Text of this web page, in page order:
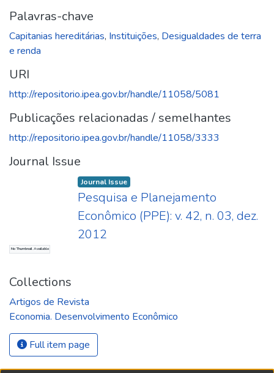
Palavras-chave
Capitanias hereditárias, Instituições, Desigualdades de terra
e renda
URI
http://repositorio.ipea.gov.br/handle/11058/5081
Publicações relacionadas / semelhantes
http://repositorio.ipea.gov.br/handle/11058/3333
Journal Issue
No Thumbnail Available
Journal Issue
Pesquisa e Planejamento
Econômico (PPE): v. 42, n. 03, dez.
2012
Collections
Artigos de Revista
Economia. Desenvolvimento Econômico
Full item page